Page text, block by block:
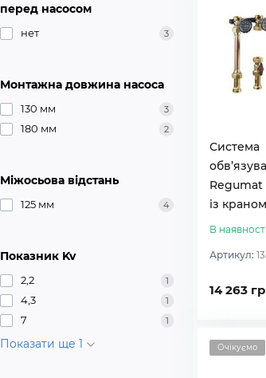
перед насосом
нет 3
Монтажна довжина насоса
130 мм 3
180 мм 2
Міжосьова відстань
125 мм 4
Показник Kv
2,2 1
4,3 1
7 1
Показати ще 1
Система
Regumat
із краном
В
Артикул:
14 263
Очікуємо